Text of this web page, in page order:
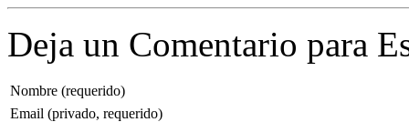
Deja un Comentario para
Nombre (requerido)
Email (privado, requerido)